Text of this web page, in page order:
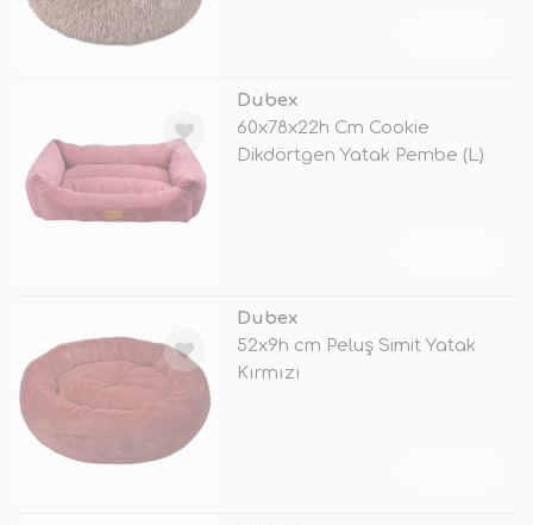
Dubex
60x78x22h Cm Cookie
Dikdörtgen Yatak Pembe (L)
Dubex
52x9h cm Peluş Simit Yatak
Kırmızı